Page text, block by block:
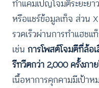
ทำแคมเปญโจมตีระยะย
หรือแชร์ข้อมูลเท็จ ส่วน
รวดเร็วผ่านการทำแฮช
เช่น การโพสต์โจมตีที่ล้อ
รีทวีตกว่า 2,000 ครั้งภา
เนื้อหาการคุกคามมีเป้า